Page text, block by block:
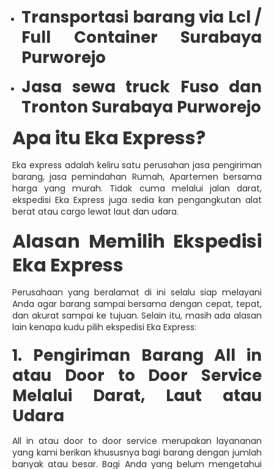
Transportasi barang via Lcl /
Full Container Surabaya
Purworejo
Jasa sewa truck Fuso dan
Tronton Surabaya Purworejo
Apa itu Eka Express?
Eka express adalah keliru satu perusahan jasa pengiriman
barang, jasa pemindahan Rumah, Apartemen bersama
harga yang murah. Tidak cuma melalui jalan darat,
ekspedisi Eka Express juga sedia kan pengangkutan alat
berat atau cargo lewat laut dan udara.
Alasan Memilih Ekspedisi
Eka Express
Perusahaan yang beralamat di ini selalu siap melayani
Anda agar barang sampai bersama dengan cepat, tepat,
dan akurat sampai ke tujuan. Selain itu, masih ada alasan
lain kenapa kudu pilih ekspedisi Eka Express:
1. Pengiriman Barang All in
atau Door to Door Service
Melalui Darat, Laut atau
Udara
All in atau door to door service merupakan layananan
yang kami berikan khususnya bagi barang dengan jumlah
banyak atau besar. Bagi Anda yang belum mengetahui